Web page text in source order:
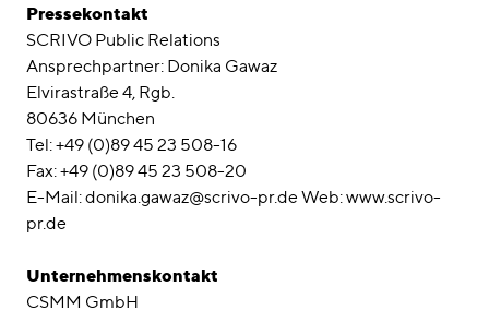
Pressekontakt
SCRIVO Public Relations
Ansprechpartner: Donika Gawaz
Elvirastraße 4, Rgb.
80636 München
Tel: +49 (0)89 45 23 508-16
Fax: +49 (0)89 45 23 508-20
E-Mail: donika.gawaz@scrivo-pr.de Web: www.scrivo-
pr.de
Unternehmenskontakt
CSMM GmbH